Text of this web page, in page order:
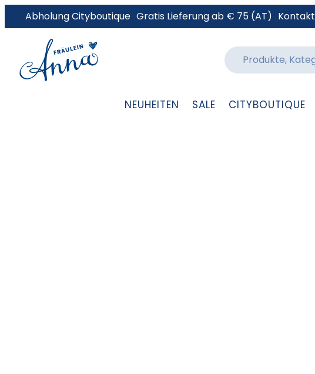
Abholung Cityboutique Gratis Lieferung ab € 75 (AT) Kontakt
NEUHEITEN SALE CITYBOUTIQUE